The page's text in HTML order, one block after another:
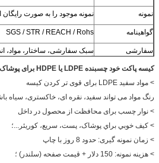
نمونه نمونه موجود را به صورت رایگان
گواهینامه SGS / STR / REACH / Rohs
سفارشی
سبک سفارشی، ساختار، مواد،
کیسه پاکت خود چسبنده LDPE یا HDPE برای پوشاک / پوشاک / لباس / تبلیغات
> مواد سفید LDPE برای قوی تر کردن کیسه
رنگ مواد می تواند سفید، نقره ای، خاکستری، سیاه
> نوار چسب برای محافظت از محصول در داخل
> کيف خوبي براي پوشاک، پست، سريع، کوريئر...؛
> زمان نمونه گیری: حدود 8 روز با چاپ
> هزینه نمونه: 150 دلار + قیمت صفحه (سلندر) ؛